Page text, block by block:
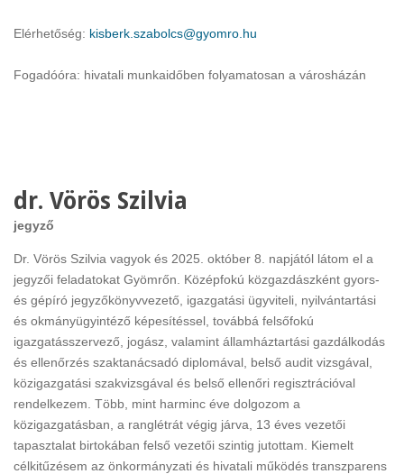
Elérhetőség: kisberk.szabolcs@gyomro.hu
Fogadóóra: hivatali munkaidőben folyamatosan a városházán
dr. Vörös Szilvia
jegyző
Dr. Vörös Szilvia vagyok és 2025. október 8. napjától látom el a
jegyzői feladatokat Gyömrőn. Középfokú közgazdászként gyors-
és gépíró jegyzőkönyvvezető, igazgatási ügyviteli, nyilvántartási
és okmányügyintéző képesítéssel, továbbá felsőfokú
igazgatásszervező, jogász, valamint államháztartási gazdálkodás
és ellenőrzés szaktanácsadó diplomával, belső audit vizsgával,
közigazgatási szakvizsgával és belső ellenőri regisztrációval
rendelkezem. Több, mint harminc éve dolgozom a
közigazgatásban, a ranglétrát végig járva, 13 éves vezetői
tapasztalat birtokában felső vezetői szintig jutottam. Kiemelt
célkitűzésem az önkormányzati és hivatali működés transzparens